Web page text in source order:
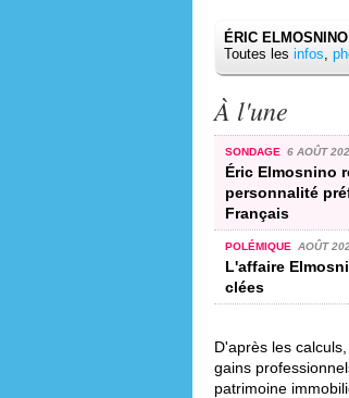
ÉRIC ELMOSNINO
Toutes les infos,
À l'une
SONDAGE 6 AOÛT
Éric Elmosnino
personnalité
Français
POLÉMIQUE AOÛT
L'affaire
clées
D'après les
gains
patrimoine